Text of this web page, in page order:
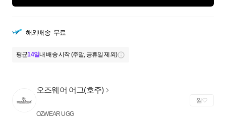
해외배송 무료
평균14일내 배송 시작 (주말, 공휴일 제외)
오즈웨어 어그(호주)
OZWEAR UGG
찜